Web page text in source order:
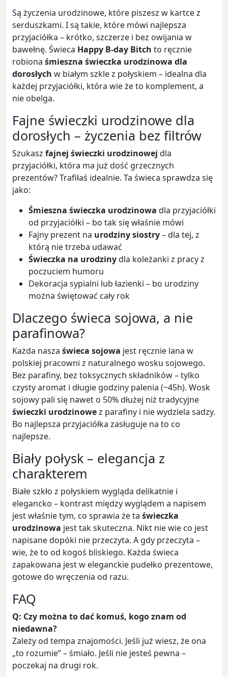
Są życzenia urodzinowe, które piszesz w kartce z
serduszkami. I są takie, które mówi najlepsza
przyjaciółka – krótko, szczerze i bez owijania w
bawełnę. Świeca Happy B-day Bitch to ręcznie
robiona śmieszna świeczka urodzinowa dla
dorosłych w białym szkle z połyskiem – idealna dla
każdej przyjaciółki, która wie że to komplement, a
nie obelga.
Fajne świeczki urodzinowe dla
dorosłych – życzenia bez filtrów
Szukasz fajnej świeczki urodzinowej dla
przyjaciółki, która ma już dość grzecznych
prezentów? Trafiłaś idealnie. Ta świeca sprawdza się
jako:
Śmieszna świeczka urodzinowa dla przyjaciółki
od przyjaciółki – bo tak się właśnie mówi
Fajny prezent na urodziny siostry– dla tej, z
którą nie trzeba udawać
Świeczka na urodzinydla koleżanki z pracy z
poczuciem humoru
Dekoracja sypialni lub łazienki – bo urodziny
można świętować cały rok
Dlaczego świeca sojowa, a nie
parafinowa?
Każda nasza świeca sojowa jest ręcznie lana w
polskiej pracowni z naturalnego wosku sojowego.
Bez parafiny, bez toksycznych składników – tylko
czysty aromat i długie godziny palenia (~45h). Wosk
sojowy pali się nawet o 50% dłużej niż tradycyjne
świeczki urodzinowez parafiny i nie wydziela sadzy.
Bo najlepsza przyjaciółka zasługuje na to co
najlepsze.
Biały połysk – elegancja z
charakterem
Białe szkło z połyskiem wygląda delikatnie i
elegancko – kontrast między wyglądem a napisem
jest właśnie tym, co sprawia że ta świeczka
urodzinowa jest tak skuteczna. Nikt nie wie co jest
napisane dopóki nie przeczyta. A gdy przeczyta –
wie, że to od kogoś bliskiego. Każda świeca
zapakowana jest w eleganckie pudełko prezentowe,
gotowe do wręczenia od razu.
FAQ
Q: Czy można to dać komuś, kogo znam od
niedawna?
Zależy od tempa znajomości. Jeśli już wiesz, że ona
„to rozumie” – śmiało. Jeśli nie jesteś pewna –
poczekaj na drugi rok.